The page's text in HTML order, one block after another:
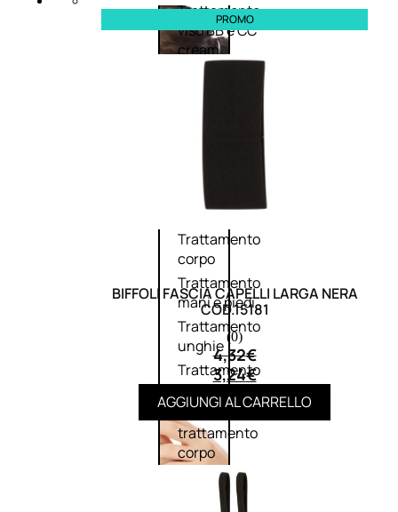
Trattamento
viso BB e CC
cream
Corpo
Trattamento
corpo
Trattamento
mani e piedi
Trattamento
unghie
Trattamento
anticellulite
Cofanetti
trattamento
corpo
PROMO
BIFFOLI FASCIA CAPELLI LARGA NERA
COD.15181
(0)
4,32€
3,24€
AGGIUNGI AL CARRELLO